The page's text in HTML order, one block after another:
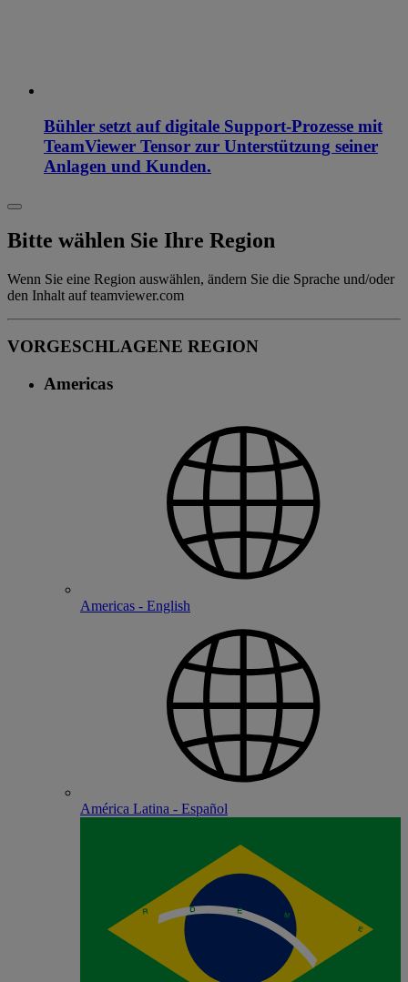
Bühler setzt auf digitale Support-Prozesse mit
TeamViewer Tensor zur Unterstützung seiner
Anlagen und Kunden.
Bitte wählen Sie Ihre Region
Wenn Sie eine Region auswählen, ändern Sie die Sprache und/oder
den Inhalt auf teamviewer.com
VORGESCHLAGENE REGION
Americas
Americas - English
América Latina - Español